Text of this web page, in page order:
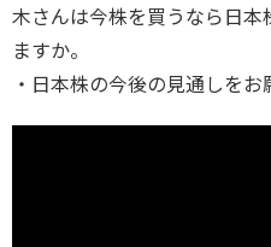
木さんは今株を買うなら日
ますか。
・日本株の今後の見通しをお